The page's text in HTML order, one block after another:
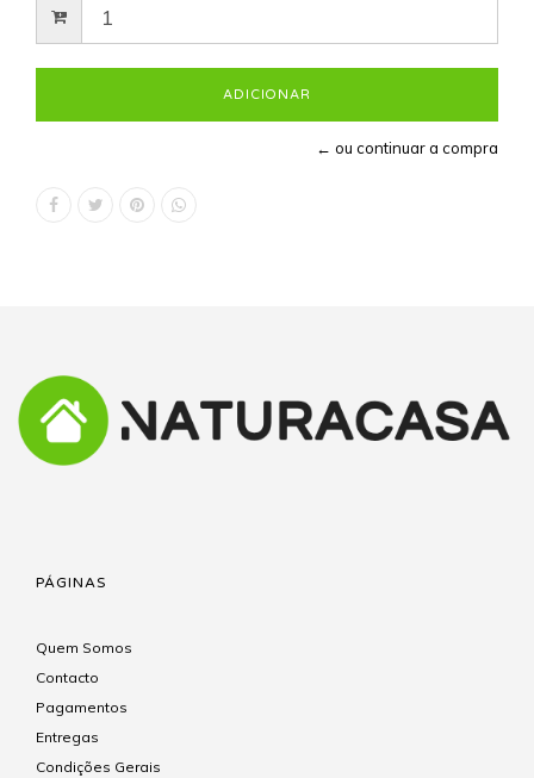
← ou continuar a compra
PÁGINAS
Quem Somos
Contacto
Pagamentos
Entregas
Condições Gerais